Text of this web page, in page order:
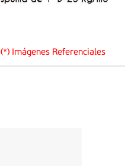
(*) Imágenes Referenciales